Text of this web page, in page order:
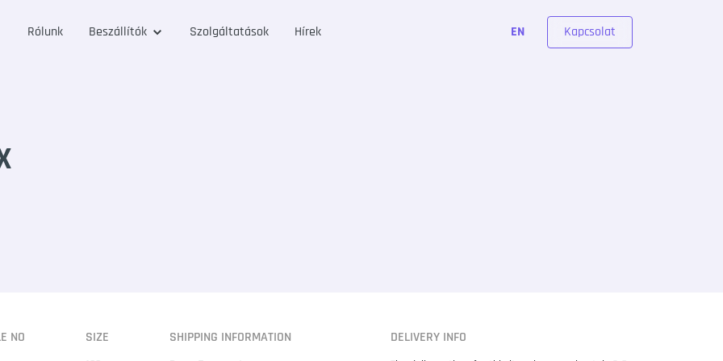
Rólunk Beszállítók Szolgáltatások Hírek EN Kapcsolat
NO SIZE SHIPPING INFORMATION DELIVERY INFO